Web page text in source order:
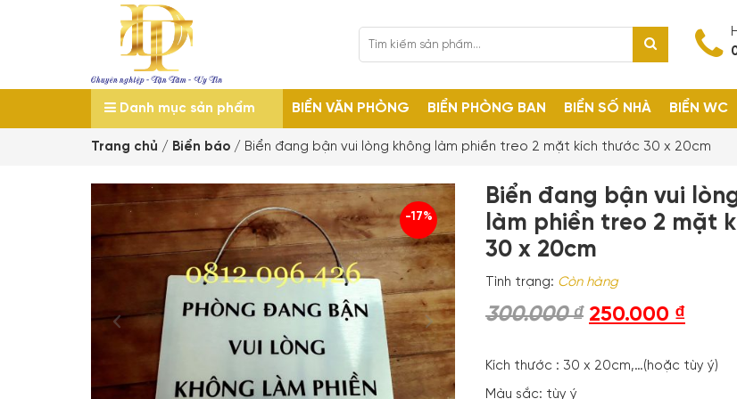
Danh mục sản phẩm BIỂN VĂN PHÒNG BIỂN PHÒNG BAN BIỂN SỐ NHÀ BIỂN WC
Trang chủ / Biển báo / Biển đang bận vui lòng không làm phiền treo 2 mặt kích thước 30 x 20cm
-17%
Biển đang bận vui
làm phiền treo 2 mặt
30 x 20cm
Tình trạng: Còn hàng
300.000₫ 250.000 ₫
Kích thước : 30 x 20cm,…(hoặc tùy ý)
Màu sắc: tùy ý